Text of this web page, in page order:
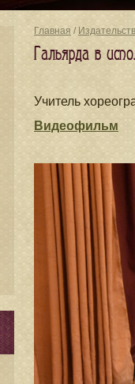
Главная /
Гальярда в
Учитель
Видеофильм